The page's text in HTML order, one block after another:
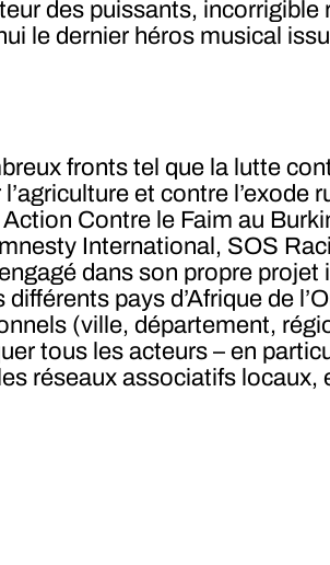
des puissants, incorrigible
le dernier héros musical
fronts tel que la lutte
et contre l’exode
Contre le Faim au
International, SOS
dans son propre
pays d’Afrique de
(ville, département,
tous les acteurs – en
réseaux associatifs locaux,